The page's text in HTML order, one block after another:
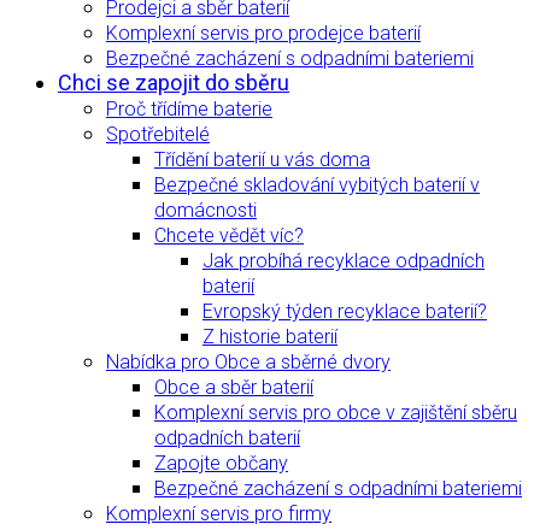
Prodejci a sběr baterií
Komplexní servis pro prodejce baterií
Bezpečné zacházení s odpadními bateriemi
Chci se zapojit do sběru
Proč třídíme baterie
Spotřebitelé
Třídění baterií u vás doma
Bezpečné skladování vybitých baterií v
domácnosti
Chcete vědět víc?
Jak probíhá recyklace odpadních
baterií
Evropský týden recyklace baterií?
Z historie baterií
Nabídka pro Obce a sběrné dvory
Obce a sběr baterií
Komplexní servis pro obce v zajištění sběru
odpadních baterií
Zapojte občany
Bezpečné zacházení s odpadními bateriemi
Komplexní servis pro firmy